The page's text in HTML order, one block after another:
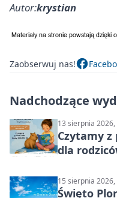
Autor:krystian
Zaobserwuj nas!
Nadchodzące
13 sierpnia 2026,
Czytamy z
dla
15 sierpnia 2026,
Święto